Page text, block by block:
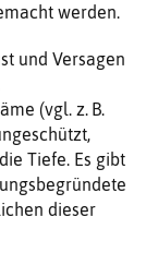
werden.
und Versagen
(vgl. z. B.
Tiefe. Es gibt
dieser